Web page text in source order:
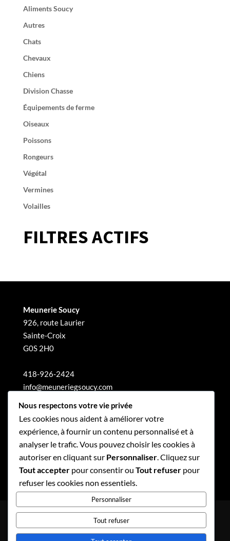
Aliments Soucy
Autres
Chats
Chevaux
Chiens
Division Chasse
Équipements de ferme
Oiseaux
Poissons
Rongeurs
Végétal
Vermines
Volailles
FILTRES ACTIFS
Meunerie Soucy
926, route Laurier
Sainte-Croix
G0S 2H0
418-926-2424
info@meuneriegsoucy.com
Politique de confidentialité
Politique de gouvernance
Nous respectons votre vie privée
Les cookies nous aident à améliorer votre
expérience, à fournir un contenu personnalisé et à
analyser le trafic. Vous pouvez choisir les cookies à
autoriser en cliquant sur Personnaliser . Cliquez sur
Tout accepter pour consentir ou Tout refuser pour
refuser les cookies non essentiels.
Personnaliser
Tout refuser